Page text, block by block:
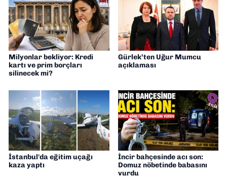
Milyonlar bekliyor: Kredi
kartı ve prim borçları
silinecek mi?
Gürlek’ten Uğur Mumcu
açıklaması
İstanbul'da eğitim uçağı
kaza yaptı
İncir bahçesinde acı son:
Domuz nöbetinde babasını
vurdu